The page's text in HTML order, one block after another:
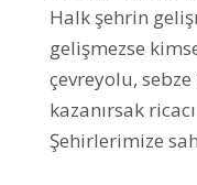
Halk şehrin
gelişmezse
çevreyolu,
kazanırsak
Şehirlerimize